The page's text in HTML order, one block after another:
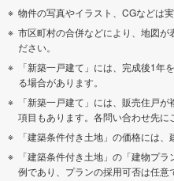
物件の写真やイラスト、CGなどは
市区町村の合併などにより、地図が
ださい。
「新築一戸建て」には、完成後1年
る場合があります。
「新築一戸建て」には、販売住戸
項目もあります。各問い合わせ先に
「建築条件付き土地」の価格には、
「建築条件付き土地」の「建物プ
例であり、プランの採用可否は任意